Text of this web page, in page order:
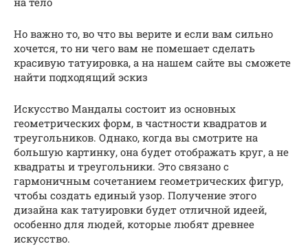
Но важно то, во что вы верите и если вам сильно
хочется, то ни чего вам не помешает сделать
красивую татуировка, а на нашем сайте вы сможете
найти подходящий эскиз
Искусство Мандалы состоит из основных
геометрических форм, в частности квадратов и
треугольников. Однако, когда вы смотрите на
большую картинку, она будет отображать круг, а не
квадраты и треугольники. Это связано с
гармоничным сочетанием геометрических фигур,
чтобы создать единый узор. Получение этого
дизайна как татуировки будет отличной идеей,
особенно для людей, которые любят древнее
искусство.